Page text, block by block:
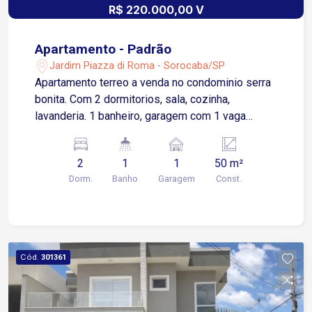
R$ 220.000,00 V
Apartamento - Padrão
Jardim Piazza di Roma - Sorocaba/SP
Apartamento terreo a venda no condominio serra
bonita. Com 2 dormitorios, sala, cozinha,
lavanderia. 1 banheiro, garagem com 1 vaga
ambientes. Água e gás incluso na taxa do
condominio. Portaria 24h, piscina, churrasqueira,
quadra, play/ground.
2
Dorm.
1
Banho
1
Garagem
50 m²
Const.
Cód. 301361